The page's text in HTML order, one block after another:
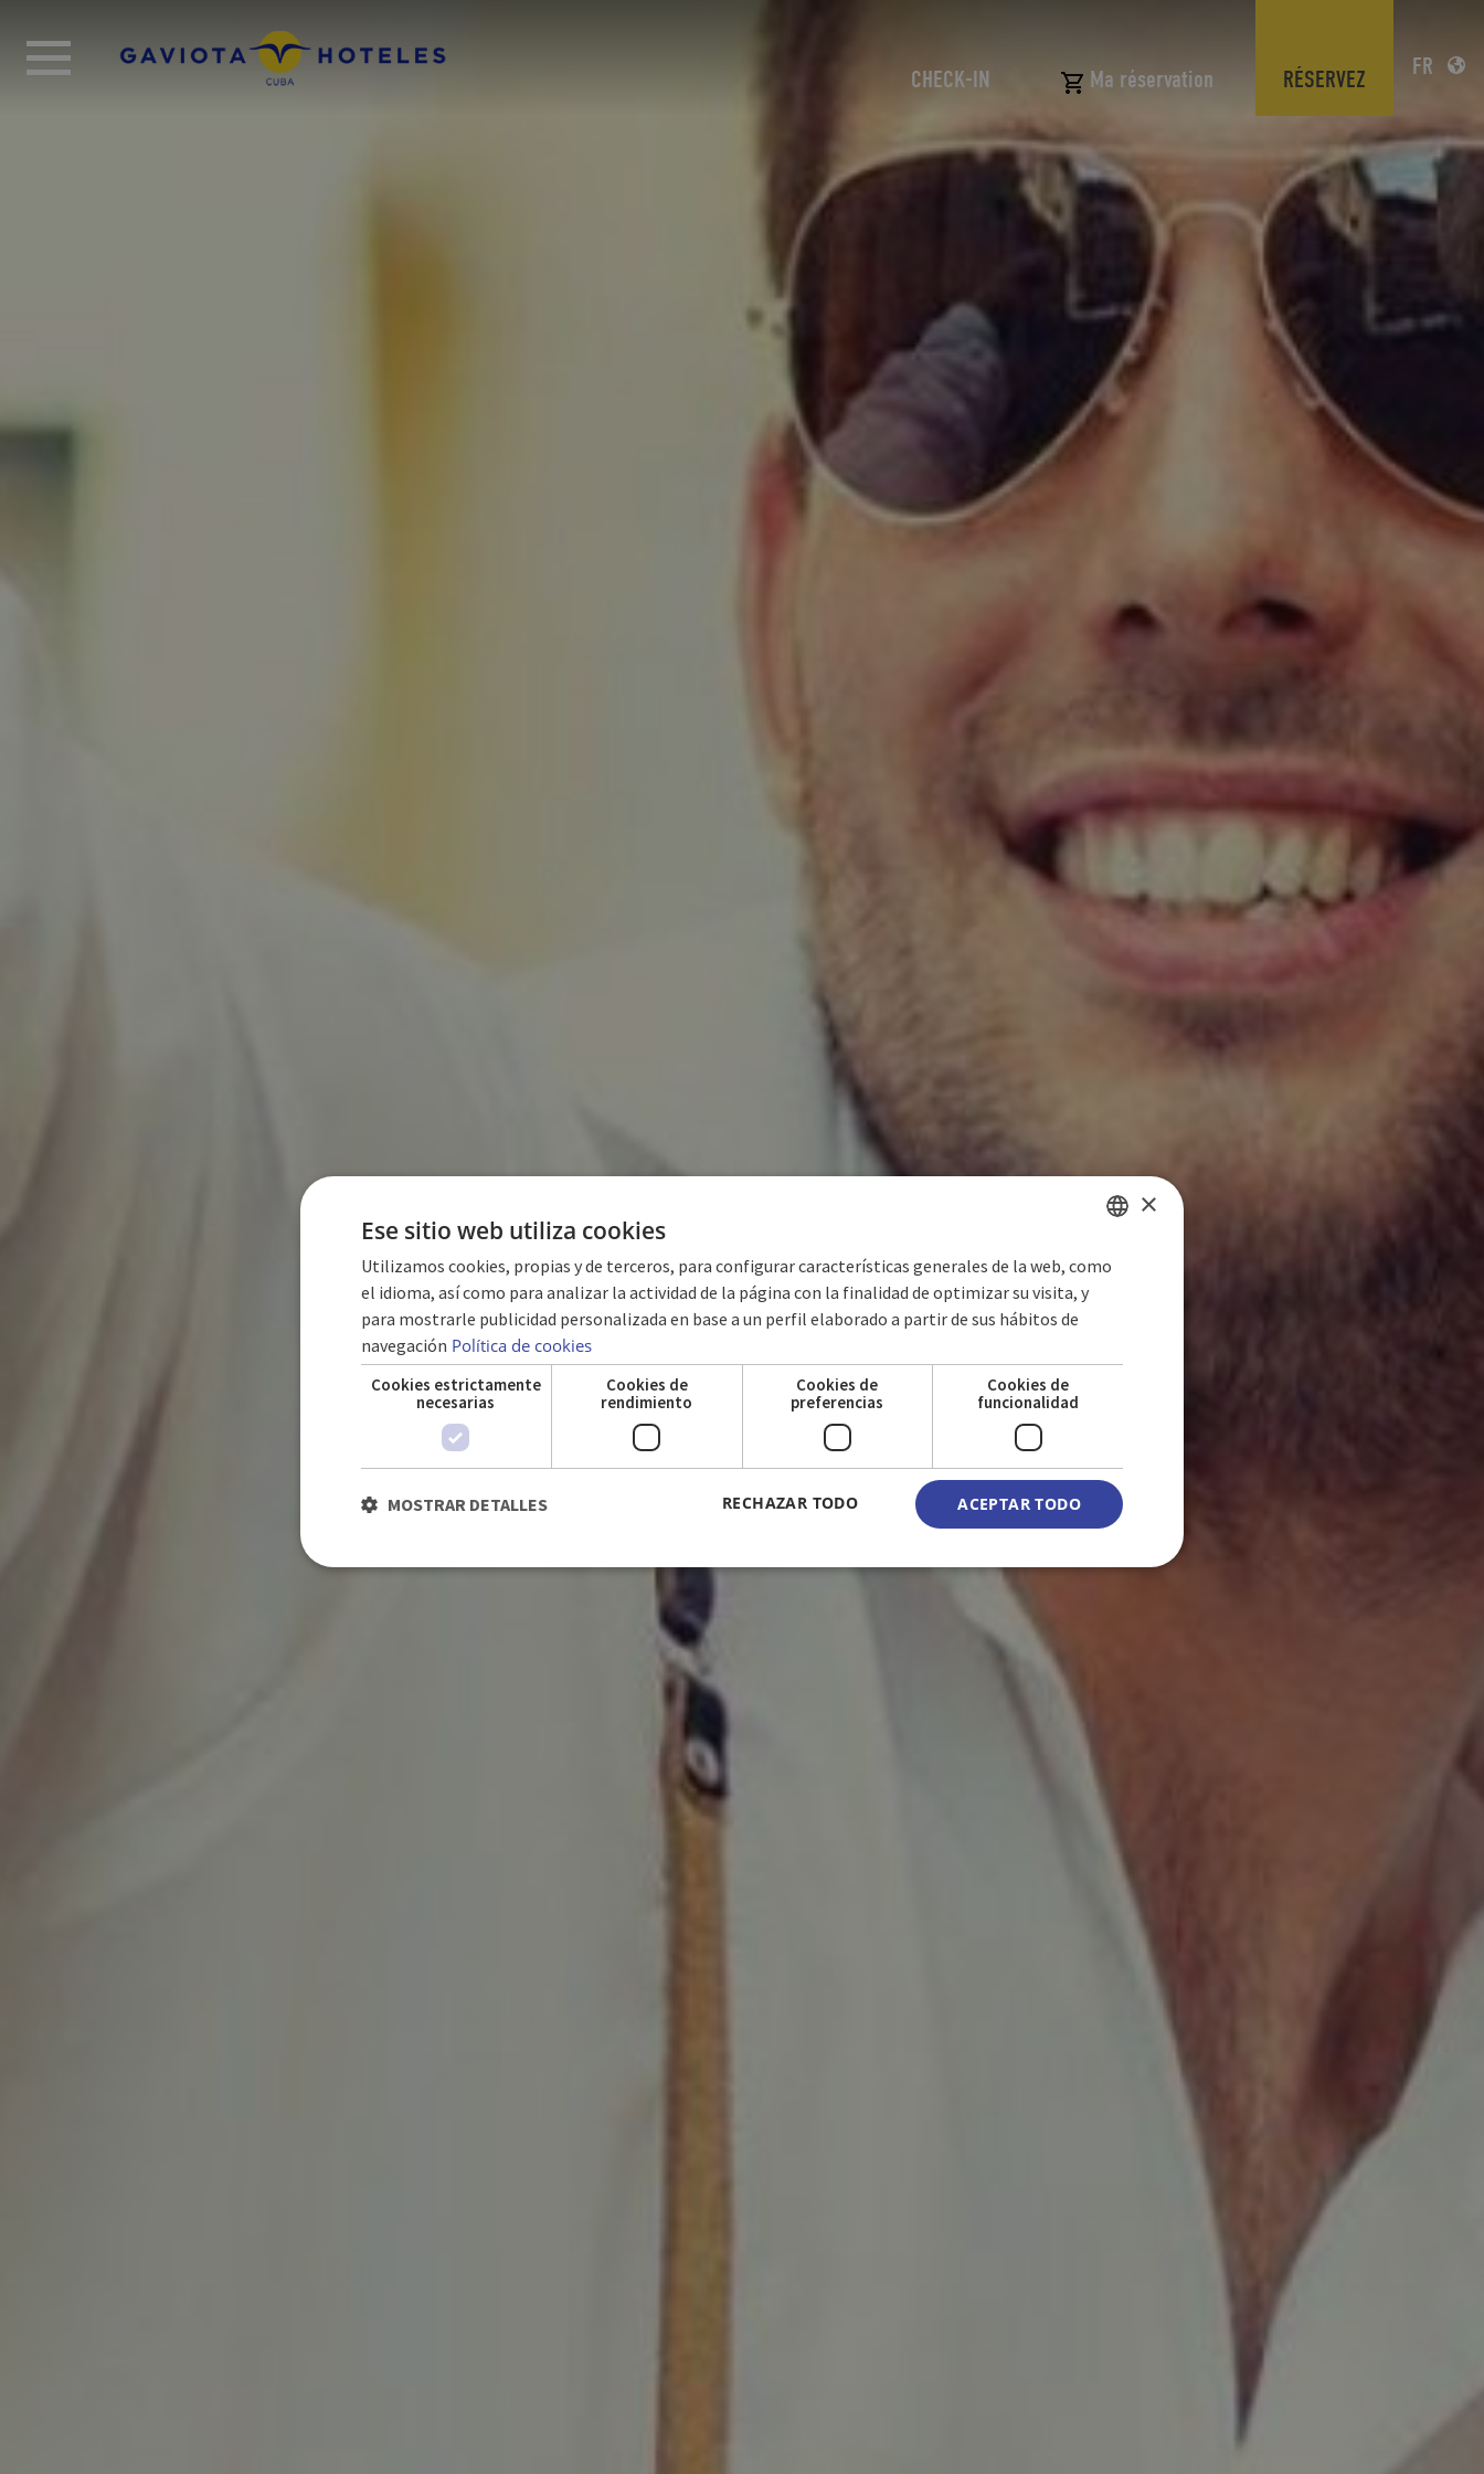
CHECK-IN Ma réservation RÉSERVEZ FR
GALERIE
SPANISH
ENGLISH
×
Ese sitio web utiliza cookies
Utilizamos cookies, propias y de terceros, para configurar características generales de la web, como
el idioma, así como para analizar la actividad de la página con la finalidad de optimizar su visita, y
para mostrarle publicidad personalizada en base a un perfil elaborado a partir de sus hábitos de
navegación Política de cookies
Cookies estrictamente
necesarias
Cookies de
rendimiento
Cookies de
preferencias
Cookies de
funcionalidad
ACEPTAR TODO
RECHAZAR TODO
MOSTRAR DETALLES